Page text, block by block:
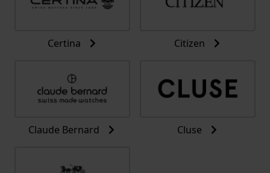
Certina Citizen
Claude Bernard Cluse